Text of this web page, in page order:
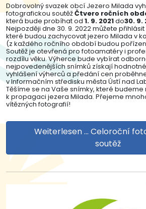
Dobrovolný svazek obcí Jezero Milada
fotografickou soutěžČtvero ročních
která bude probíhat od 1. 9. 2021do30. 9.
Nejpozději dne 30. 9. 2022 můžete
které budou zachycovat jezero Milada v
(z každého ročního období budou
Soutěž je otevřená pro fotoamatéry i
rozdílu věku. Výherce bude vybírat
nejpovedenějších snímků získají
vyhlášení výherců a předání cen proběhne
v Informačním středisku města Ústí nad
Těšíme se na Vaše snímky, které budeme
k propagaci jezera Milada. Přejeme
vítězných fotografií!
Weiterlesen … Celoroční
soutěž